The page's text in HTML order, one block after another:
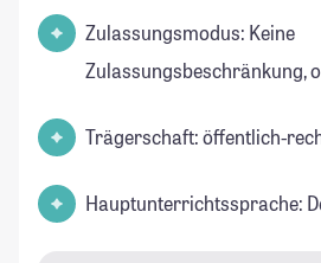
Zulassungsmodus: Keine
Zulassungsbeschränkung,
Trägerschaft: öffentlich-
Hauptunterrichtssprache: